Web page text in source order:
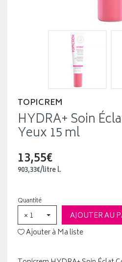
TOPICREM
HYDRA+ Soin
Yeux 15 ml
13,55€
903,33€/litrel.
Quantité
× 1
AJOUTER AU
Ajouter à Ma liste